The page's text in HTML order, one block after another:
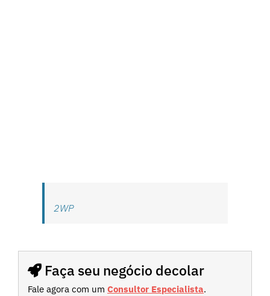
2WP
Faça seu negócio decolar
Fale agora com um Consultor Especialista.